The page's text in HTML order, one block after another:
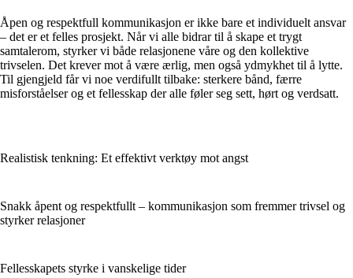
Åpen og respektfull kommunikasjon er ikke bare et individuelt ansvar
– det er et felles prosjekt. Når vi alle bidrar til å skape et trygt
samtalerom, styrker vi både relasjonene våre og den kollektive
trivselen. Det krever mot å være ærlig, men også ydmykhet til å lytte.
Til gjengjeld får vi noe verdifullt tilbake: sterkere bånd, færre
misforståelser og et fellesskap der alle føler seg sett, hørt og verdsatt.
Realistisk tenkning: Et effektivt verktøy mot angst
Snakk åpent og respektfullt – kommunikasjon som fremmer trivsel og
styrker relasjoner
Fellesskapets styrke i vanskelige tider